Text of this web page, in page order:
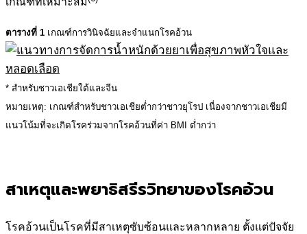
ตารางที่ 1 เกณฑ์การวินิจฉัยและจำแนกโรคอ้วน
* สำหรับชาวเอเชียใต้และจีน
หมายเหตุ: เกณฑ์สำหรับชาวเอเชียต่ำกว่าชาวยุโรป เนื่องจากชาวเอเชียมี
แนวโน้มที่จะเกิดโรคร่วมจากโรคอ้วนที่ค่า BMI ต่ำกว่า
สาเหตุและพยาธิสรีรวิทยาของโรคอ้วน
โรคอ้วนเป็นโรคที่มีสาเหตุซับซ้อนและหลากหลาย ตั้งแต่ปัจจัย